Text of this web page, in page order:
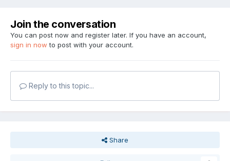
Join the conversation
You can post now and register later. If you have an account,
sign in now to post with your account.
Reply to this topic...
Share